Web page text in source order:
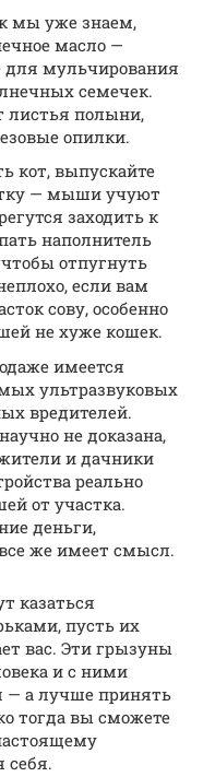
мы уже знаем,
масло —
для мульчирования
семечек.
листья полыни,
опилки.
кот, выпускайте
— мыши учуют
заходить к
наполнитель
отпугнуть
если вам
сову, особенно
не хуже кошек.
имеется
ультразвуковых
вредителей.
не доказана,
и дачники
реально
от участка.
деньги,
же имеет смысл.
казаться
пусть их
вас. Эти грызуны
и с ними
— а лучше принять
тогда вы сможете
себя.